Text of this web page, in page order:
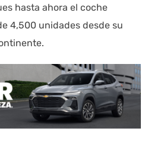
hasta ahora el coche
4,500 unidades desde su